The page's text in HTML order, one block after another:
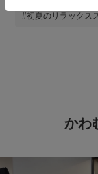
#初夏のリラックス
かわ